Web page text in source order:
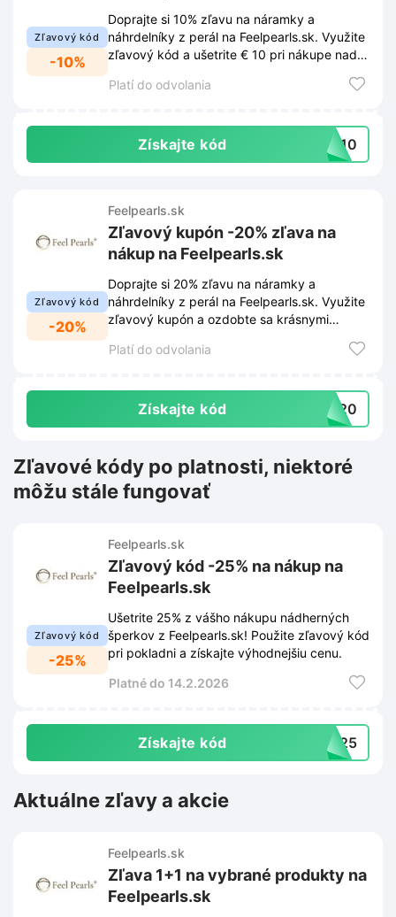
Zľavový kód
-10%
Doprajte si 10% zľavu na náramky a
náhrdelníky z perál na Feelpearls.sk. Využite
zľavový kód a ušetrite € 10 pri nákupe nad €
Platí do odvolania
Získajte kód ly10
Zľavový kód
-20%
Feelpearls.sk
Zľavový kupón -20% zľava na
nákup na Feelpearls.sk
Doprajte si 20% zľavu na náramky a
náhrdelníky z perál na Feelpearls.sk. Využite
zľavový kupón a ozdobte sa krásnymi
Platí do odvolania
Získajte kód ly20
Zľavové kódy po platnosti, niektoré
môžu stále fungovať
Zľavový kód
-25%
Feelpearls.sk
Zľavový kód -25% na nákup na
Feelpearls.sk
Ušetrite 25% z vášho nákupu nádherných
šperkov z Feelpearls.sk! Použite zľavový kód
pri pokladni a získajte výhodnejšiu cenu.
Platné do 14.2.2026
Získajte kód ka25
Aktuálne zľavy a akcie
Feelpearls.sk
Zľava 1+1 na vybrané produkty na
Feelpearls.sk